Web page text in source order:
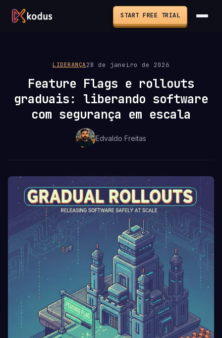
START FREE TRIAL
LIDERANÇA 28 de janeiro de 2026
Feature Flags e rollouts
graduais: liberando software
com segurança em escala
Edvaldo Freitas